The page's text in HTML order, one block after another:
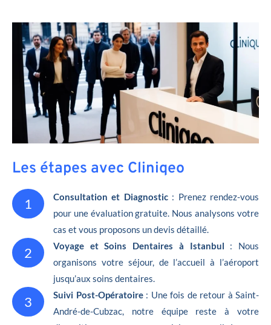
Les étapes avec Cliniqeo
1 Consultation et Diagnostic: Prenez rendez-vous
pour une évaluation gratuite. Nous analysons votre
cas et vous proposons un devis détaillé.
2 Voyage et Soins Dentaires à Istanbul : Nous
organisons votre séjour, de l’accueil à l’aéroport
jusqu’aux soins dentaires.
3 Suivi Post-Opératoire : Une fois de retour à Saint-
André-de-Cubzac, notre équipe reste à votre